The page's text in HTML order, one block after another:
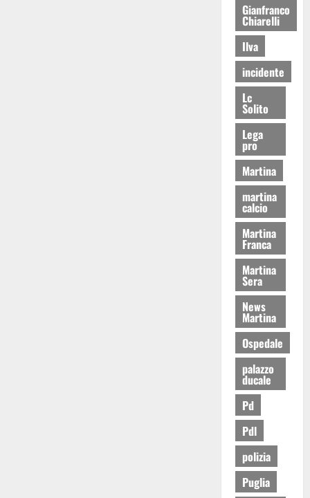
Gianfranco
Chiarelli
Ilva
incidente
Lc
Solito
Lega
pro
Martina
martina
calcio
Martina
Franca
Martina
Sera
News
Martina
Ospedale
palazzo
ducale
Pd
Pdl
polizia
Puglia